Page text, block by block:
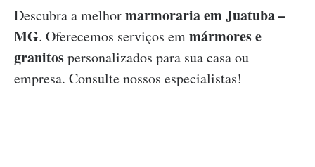
Descubra a melhormarmoraria em Juatuba –
MG. Oferecemos serviços emmármores e
granitospersonalizados para sua casa ou
empresa. Consulte nossos especialistas!